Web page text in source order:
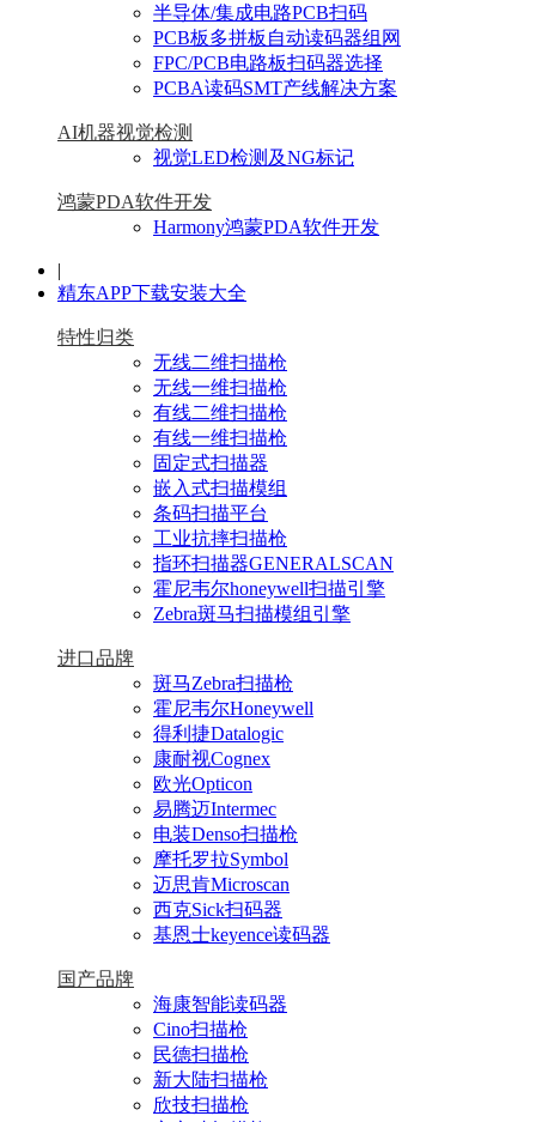
半导体/集成电路PCB扫码
PCB板多拼板自动读码器组网
FPC/PCB电路板扫码器选择
PCBA读码SMT产线解决方案
AI机器视觉检测
视觉LED检测及NG标记
鸿蒙PDA软件开发
Harmony鸿蒙PDA软件开发
|
精东APP下载安装大全
特性归类
无线二维扫描枪
无线一维扫描枪
有线二维扫描枪
有线一维扫描枪
固定式扫描器
嵌入式扫描模组
条码扫描平台
工业抗摔扫描枪
指环扫描器GENERALSCAN
霍尼韦尔honeywell扫描引擎
Zebra斑马扫描模组引擎
进口品牌
斑马Zebra扫描枪
霍尼韦尔Honeywell
得利捷Datalogic
康耐视Cognex
欧光Opticon
易腾迈Intermec
电装Denso扫描枪
摩托罗拉Symbol
迈思肯Microscan
西克Sick扫码器
基恩士keyence读码器
国产品牌
海康智能读码器
Cino扫描枪
民德扫描枪
新大陆扫描枪
欣技扫描枪